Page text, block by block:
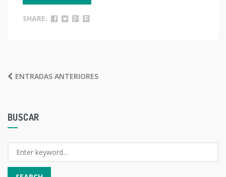
SHARE:
NAVEGACIÓN
ENTRADAS
ENTRADAS ANTERIORES
BUSCAR